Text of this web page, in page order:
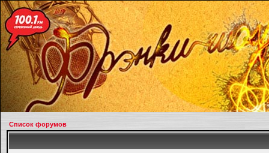
Список форумов